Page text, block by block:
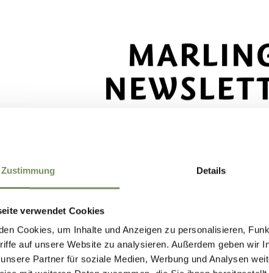
Zustimmung Details
verwendet Cookies
Cookies, um Inhalte und Anzeigen zu personalisieren,
auf unsere Website zu analysieren. Außerdem geben wir
Partner für soziale Medien, Werbung und Analysen
Veranstaltungen und versteckte Tipps
Besuch in Marling informiert wird!